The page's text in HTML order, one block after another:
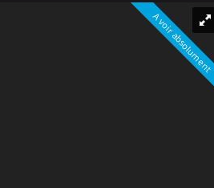
A voir absolument